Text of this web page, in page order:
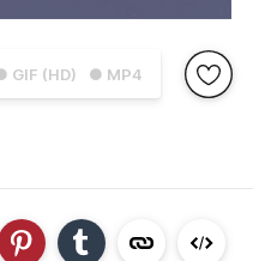
GIF (HD) ● MP4